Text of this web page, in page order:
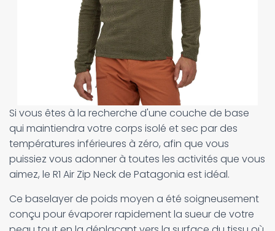
Si vous êtes à la recherche d'une couche de base
qui maintiendra votre corps isolé et sec par des
températures inférieures à zéro, afin que vous
puissiez vous adonner à toutes les activités que vous
aimez, le R1 Air Zip Neck de Patagonia est idéal.
Ce baselayer de poids moyen a été soigneusement
conçu pour évaporer rapidement la sueur de votre